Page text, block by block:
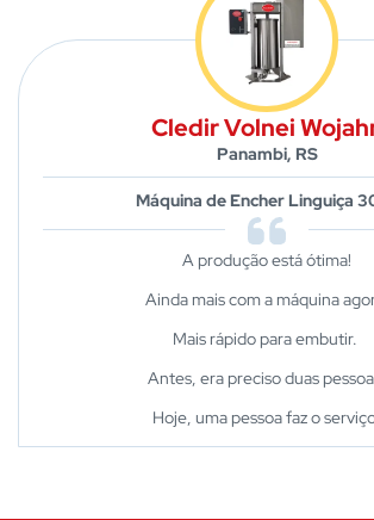
Cledir Volnei
Panambi, RS
Máquina de Encher Linguiça
A produção está ótima!
Ainda mais com a máquina
Mais rápido para embutir.
Antes, era preciso duas
Hoje, uma pessoa faz o